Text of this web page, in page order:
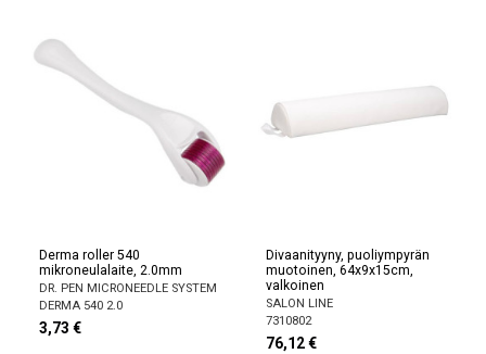
Derma roller 540
mikroneulalaite, 2.0mm
DR. PEN MICRONEEDLE SYSTEM
DERMA 540 2.0
3,73 €
Divaanityyny, puoliympyrän
muotoinen, 64x9x15cm,
valkoinen
SALON LINE
7310802
76,12 €